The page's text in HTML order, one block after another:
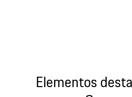
Elementos